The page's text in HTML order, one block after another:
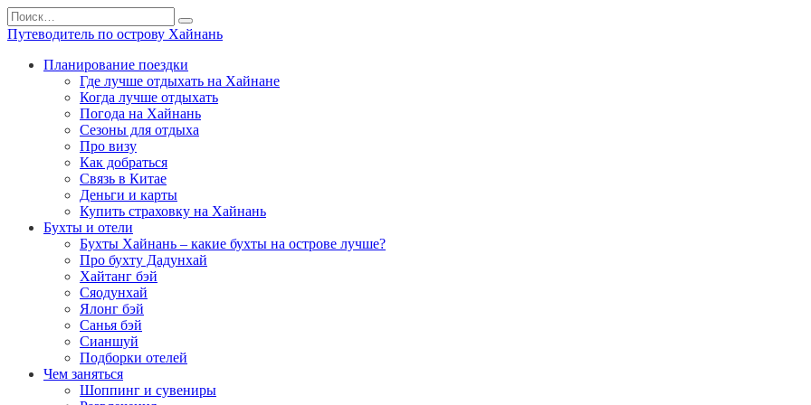
Перейти
к
содержанию
Search
for:
Путеводитель по острову Хайнань
Планирование поездки
Где лучше отдыхать на Хайнане
Когда лучше отдыхать
Погода на Хайнань
Сезоны для отдыха
Про визу
Как добраться
Связь в Китае
Деньги и карты
Купить страховку на Хайнань
Бухты и отели
Бухты Хайнань – какие бухты на острове лучше?
Про бухту Дадунхай
Хайтанг бэй
Сяодунхай
Ялонг бэй
Санья бэй
Сианшуй
Подборки отелей
Чем заняться
Шоппинг и сувениры